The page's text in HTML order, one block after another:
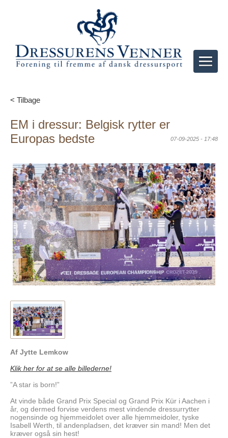
< Tilbage
EM i dressur: Belgisk rytter er
Europas bedste
07-09-2025 - 17:48
Af Jytte Lemkow
Klik her for at se alle billederne!
”A star is born!”
At vinde både Grand Prix Special og Grand Prix Kür i Aachen i
år, og dermed forvise verdens mest vindende dressurrytter
nogensinde og hjemmeidolet over alle hjemmeidoler, tyske
Isabell Werth, til andenpladsen, det kræver sin mand! Men det
kræver også sin hest!